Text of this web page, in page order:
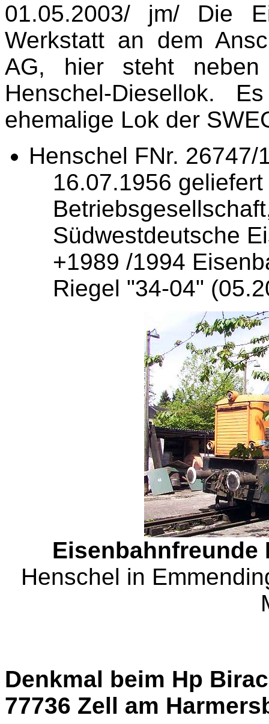
01.05.2003/ jm/ Die
Werkstatt an dem
AG, hier steht
Henschel-Diesellok.
ehemalige Lok der
Henschel FNr. 26747/
16.07.1956
Südwestdeutsche
+1989 /1994
Riegel "34-04"
Eisenbahnfreunde
Henschel in
Denkmal beim Hp
77736 Zell am